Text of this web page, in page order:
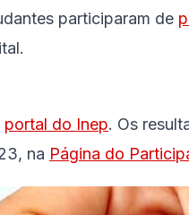
participaram de
portal do Inep. Os
na Página do